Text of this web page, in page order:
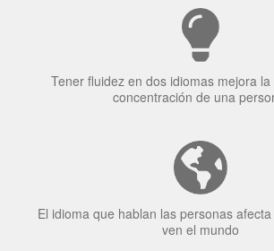
Tener fluidez en dos idiomas mejora la
concentración de una
El idioma que hablan las personas afecta
ven el mundo